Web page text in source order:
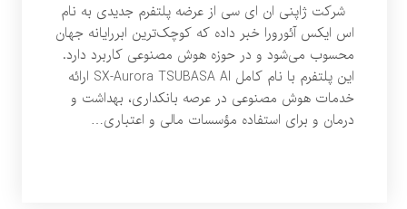
شرکت ژاپنی ان ای سی از عرضه پلتفرم جدیدی به نام
اس ایکس آئورورا خبر داده که کوچک‌ترین ابررایانه جهان
محسوب می‌شود و در حوزه هوش مصنوعی کاربرد دارد.
این پلتفرم با نام کامل SX-Aurora TSUBASA AI ارائه
خدمات هوش مصنوعی در عرصه بانکداری، بهداشت و
درمان و برای استفاده مؤسسات مالی و اعتباری…